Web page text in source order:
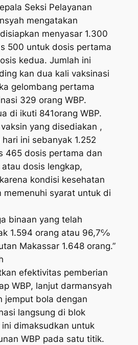
Seksi Pelayanan
mengatakan
menyasar 1.300
500 untuk dosis pertama
kedua. Jumlah ini
kan dua kali vaksinasi
gelombang pertama
329 orang WBP.
di ikuti 841orang WBP.
yang disediakan ,
ini sebanyak 1.252
465 dosis pertama dan
dosis lengkap,
kondisi kesehatan
memenuhi syarat untuk di
binaan yang telah
1.594 orang atau 96,7℅
Makassar 1.648 orang.”
efektivitas pemberian
WBP, lanjut darmansyah
jemput bola dengan
langsung di blok
dimaksudkan untuk
WBP pada satu titik.